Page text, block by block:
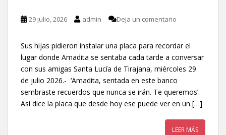
29 julio, 2026 admin Deja un comentario
Sus hijas pidieron instalar una placa para recordar el
lugar donde Amadita se sentaba cada tarde a conversar
con sus amigas Santa Lucía de Tirajana, miércoles 29
de julio 2026.- ‘Amadita, sentada en este banco
sembraste recuerdos que nunca se irán. Te queremos’.
Así dice la placa que desde hoy ese puede ver en un […]
LEER MÁS